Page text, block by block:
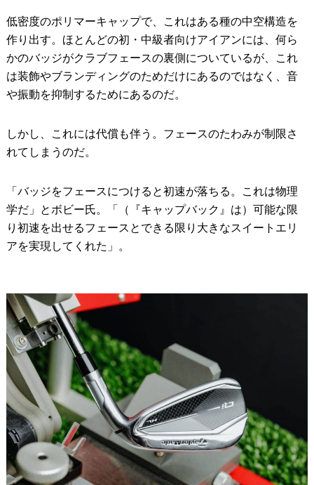
低密度のポリマーキャップで、これはある種の中空構造を
作り出す。ほとんどの初・中級者向けアイアンには、何ら
かのバッジがクラブフェースの裏側についているが、これ
は装飾やブランディングのためだけにあるのではなく、音
や振動を抑制するためにあるのだ。
しかし、これには代償も伴う。フェースのたわみが制限さ
れてしまうのだ。
「バッジをフェースにつけると初速が落ちる。これは物理
学だ」とボビー氏。「（『キャップバック』は）可能な限
り初速を出せるフェースとできる限り大きなスイートエリ
アを実現してくれた」。